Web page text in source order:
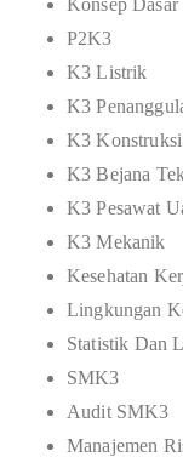
Konsep
P2K3
K3 Listrik
K3
K3
K3 Bejana
K3 Pesawat
K3 Mekanik
Kesehatan
Lingkungan
Statistik Dan
SMK3
Audit SMK3
Manajemen